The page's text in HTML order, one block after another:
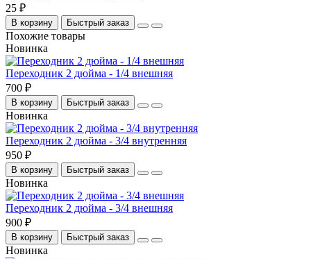
25 ₽
В корзину Быстрый заказ
Похожие товары
Новинка
Переходник 2 дюйма - 1/4 внешняя
700 ₽
В корзину Быстрый заказ
Новинка
Переходник 2 дюйма - 3/4 внутренняя
950 ₽
В корзину Быстрый заказ
Новинка
Переходник 2 дюйма - 3/4 внешняя
900 ₽
В корзину Быстрый заказ
Новинка